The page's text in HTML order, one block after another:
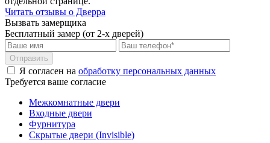
Читать отзывы о Дверра
Вызвать замерщика
Бесплатный замер (от 2-х дверей)
Отправить
Я согласен на обработку персональных данных
Требуется ваше согласие
Межкомнатные двери
Входные двери
Фурнитура
Скрытые двери (Invisible)